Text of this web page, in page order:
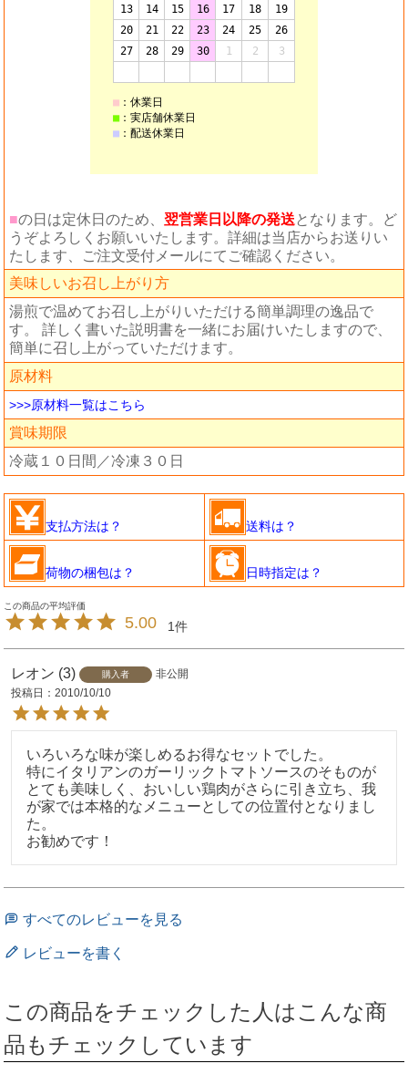
■の日は定休日のため、 翌営業日以降の発送 となります。ど
うぞよろしくお願いいたします。詳細は当店からお送りい
たします、ご注文受付メールにてご確認ください。
美味しいお召し上がり方
湯煎で温めてお召し上がりいただける簡単調理の逸品で
す。 詳しく書いた説明書を一緒にお届けいたしますので、
簡単に召し上がっていただけます。
原材料
>>>原材料一覧はこちら
賞味期限
冷蔵１０日間／冷凍３０日
支払方法は？ 送料は？
荷物の梱包は？ 日時指定は？
5.00 1
レオン 3 購入者
非公開
投稿日
2010/10/10
いろいろな味が楽しめるお得なセットでした。
特にイタリアンのガーリックトマトソースのそものが
とても美味しく、おいしい鶏肉がさらに引き立ち、我
が家では本格的なメニューとしての位置付となりまし
た。
すべてのレビューを見る
レビューを書く
この商品をチェックした人はこんな商
品もチェックしています